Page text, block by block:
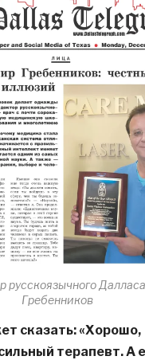
русскоязычного
Гребенников
сказать: «Хорошо,
терапевт. А